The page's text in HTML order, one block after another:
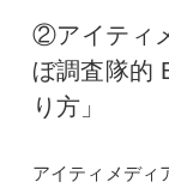
②アイティ
ぼ調査隊的
り方」
アイティメディ